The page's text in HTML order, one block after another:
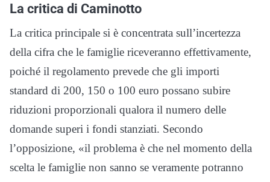
La critica di Caminotto
La critica principale si è concentrata sull’incertezza
della cifra che le famiglie riceveranno effettivamente,
poiché il regolamento prevede che gli importi
standard di 200, 150 o 100 euro possano subire
riduzioni proporzionali qualora il numero delle
domande superi i fondi stanziati. Secondo
l’opposizione, «il problema è che nel momento della
scelta le famiglie non sanno se veramente potranno